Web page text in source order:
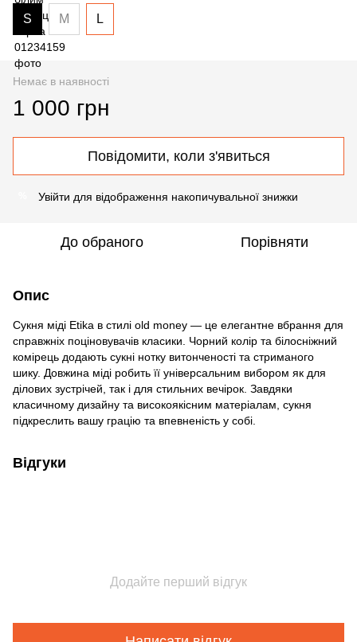
S M L
Немає в наявності
1 000 грн
Повідомити, коли з'явиться
Увійти для відображення накопичувальної знижки
До обраного Порівняти
Опис
Сукня міді Etika в стилі old money — це елегантне вбрання для
справжніх поціновувачів класики. Чорний колір та білосніжний
комірець додають сукні нотку витонченості та стриманого
шику. Довжина міді робить її універсальним вибором як для
ділових зустрічей, так і для стильних вечірок. Завдяки
класичному дизайну та високоякісним матеріалам, сукня
підкреслить вашу грацію та впевненість у собі.
Відгуки
Додайте перший відгук